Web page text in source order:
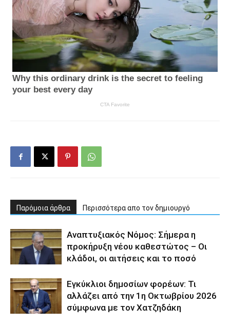
Παρόμοια άρθρα Περισσότερα απο τον δημιουργό
Αναπτυξιακός Νόμος: Σήμερα η
προκήρυξη νέου καθεστώτος – Οι
κλάδοι, οι αιτήσεις και το ποσό
Εγκύκλιοι δημοσίων φορέων: Τι
αλλάζει από την 1η Οκτωβρίου 2026
σύμφωνα με τον Χατζηδάκη